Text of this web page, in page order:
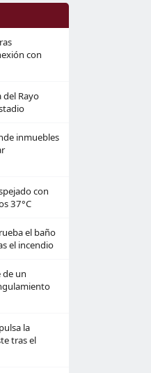
con
del Rayo
inmuebles
con
37°C
el baño
el incendio
de un
la
tras el